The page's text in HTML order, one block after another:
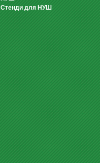
Стенди для НУШ